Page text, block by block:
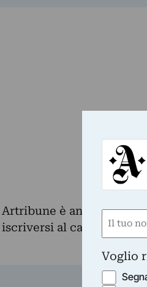
Artribune è anche su
iscriversi al canale ed
Nome
Voglio